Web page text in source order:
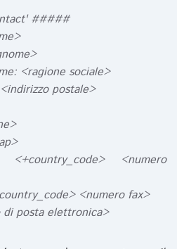
#####
<ragione sociale>
postale>
<+country_code> <numero
<numero fax>
posta elettronica>